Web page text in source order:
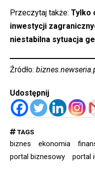
Przeczytaj także: Tylko
inwestycji
niestabilna sytuacja
Źródło:
Udostępnij
TAGS
biznes ekonomia
portal biznesowy
portal